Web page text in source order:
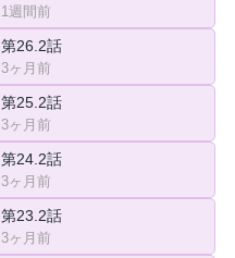
1週間前
第26.2話
3ヶ月前
第25.2話
3ヶ月前
第24.2話
3ヶ月前
第23.2話
3ヶ月前